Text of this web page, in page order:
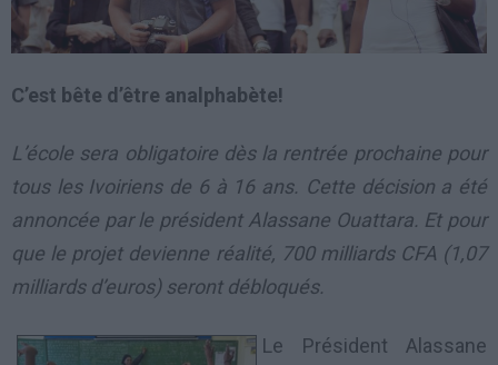
C’est bête d’être analphabète!
L’école sera obligatoire dès la rentrée prochaine pour
tous les Ivoiriens de 6 à 16 ans. Cette décision a été
annoncée par le président Alassane Ouattara. Et pour
que le projet devienne réalité, 700 milliards CFA (1,07
milliards d’euros) seront débloqués.
Le Président Alassane